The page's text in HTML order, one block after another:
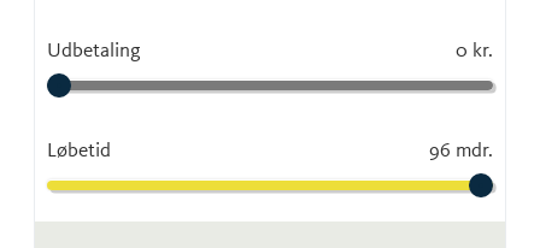
Udbetaling 0 kr.
Løbetid 96 mdr.